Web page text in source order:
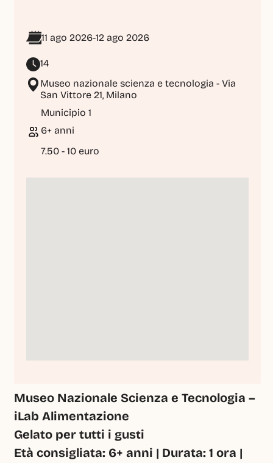
Museo Nazionale Scienza e Tecnologia –
iLab Alimentazione
Gelato per tutti i gusti
Età consigliata: 6+ anni | Durata: 1 ora |
11 ago 2026-12 ago 2026
14
Museo nazionale scienza e tecnologia - Via
San Vittore 21, Milano
Municipio 1
6+ anni
7.50 - 10 euro